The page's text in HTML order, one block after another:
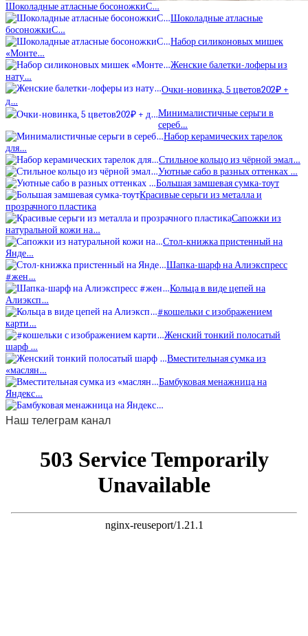
Шоколадные атласные босоножкиС…
Шоколадные атласные
босоножкиС…
Набор силиконовых мишек
«Монте…
Женские балетки-лоферы из
нату…
Очки-новинка, 5 цветов202₽ +
д…
Минималистичные серьги в
сереб…
Набор керамических тарелок
для…
Стильное кольцо из чёрной эмал…
Уютные сабо в разных оттенках …
Большая замшевая сумка-тоут
Красивые серьги из металла и
прозрачного пластика
Сапожки из
натуральной кожи на…
Стол-книжка пристенный на
Янде…
Шапка-шарф на Алиэкспресс
#жен…
Кольца в виде цепей на
Алиэксп…
#кошельки с изображением
карти…
Женский тонкий полосатый
шарф …
Вместительная сумка из
«маслян…
Бамбуковая менажница на
Яндекс…
Наш телеграм канал